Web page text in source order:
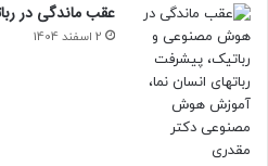
عقب ماندگی در
2 اسفند 1404